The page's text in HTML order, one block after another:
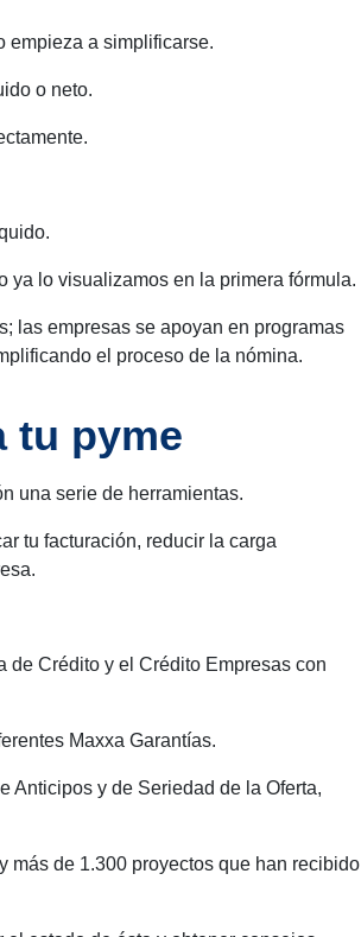
empieza a simplificarse.
o neto.
ya lo visualizamos en la primera fórmula.
las empresas se apoyan en programas
el proceso de la nómina.
tu pyme
una serie de herramientas.
tu facturación, reducir la carga
de Crédito y el Crédito Empresas con
Maxxa Garantías.
Anticipos y de Seriedad de la Oferta,
más de 1.300 proyectos que han recibido